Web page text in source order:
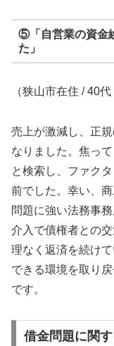
⑤「自営業の資金
た」
（狭山市在住 / 40代
売上が激減し、正
なりました。焦っ
と検索し、ファク
前でした。幸い、
問題に強い法務事
介入で債権者との
理なく返済を続け
できる環境を取り
です。
借金問題に関